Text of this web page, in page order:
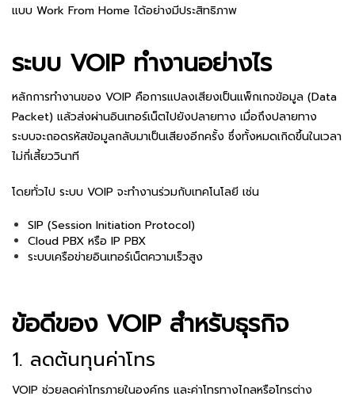
แบบ Work From Home ได้อย่างมีประสิทธิภาพ
ระบบ VOIP ทำงานอย่างไร
หลักการทำงานของ VOIP คือการแปลงเสียงเป็นแพ็กเกจข้อมูล (Data
Packet) แล้วส่งผ่านอินเทอร์เน็ตไปยังปลายทาง เมื่อถึงปลายทาง
ระบบจะถอดรหัสข้อมูลกลับมาเป็นเสียงอีกครั้ง ซึ่งทั้งหมดเกิดขึ้นในเวลา
ไม่กี่เสี้ยววินาที
โดยทั่วไป ระบบ VOIP จะทำงานร่วมกับเทคโนโลยี เช่น
SIP (Session Initiation Protocol)
Cloud PBX หรือ IP PBX
ระบบเครือข่ายอินเทอร์เน็ตความเร็วสูง
ข้อดีของ VOIP สำหรับธุรกิจ
1. ลดต้นทุนค่าโทร
VOIP ช่วยลดค่าโทรภายในองค์กร และค่าโทรทางไกลหรือโทรต่าง